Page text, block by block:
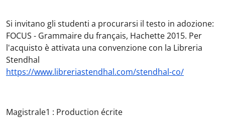
Si invitano gli studenti a procurarsi il testo in adozione:
FOCUS - Grammaire du français, Hachette 2015. Per
l'acquisto è attivata una convenzione con la Libreria
Stendhal
https://www.libreriastendhal.com/stendhal-co/
Magistrale1 : Production écrite